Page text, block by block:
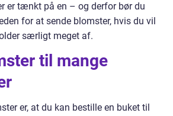
er tænkt på en – og derfor bør du
for at sende blomster, hvis du vil
særligt meget af.
til mange
er, at du kan bestille en buket til